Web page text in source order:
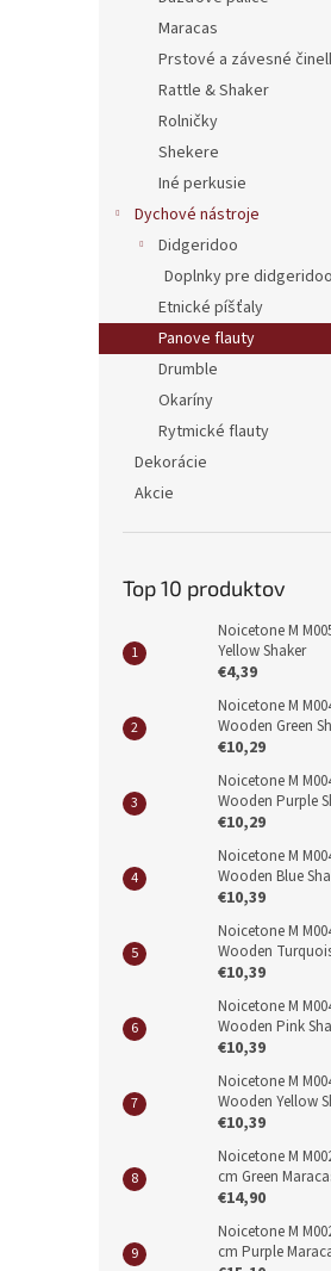
Maracas
Prstové a závesné
Rattle & Shaker
Rolničky
Shekere
Iné perkusie
Dychové nástroje
Didgeridoo
Doplnky pre didgeridoo
Etnické píšťaly
Panove flauty
Drumble
Okaríny
Rytmické flauty
Dekorácie
Akcie
Top 10 produktov
Noicetone M
Yellow Shaker
€4,39
Noicetone M
Wooden Green
€10,29
Noicetone M
Wooden Purple
€10,29
Noicetone M
Wooden Blue
€10,39
Noicetone M
Wooden
€10,39
Noicetone M
Wooden Pink
€10,39
Noicetone M
Wooden Yellow
€10,39
Noicetone M
cm Green
€14,90
Noicetone M
cm Purple